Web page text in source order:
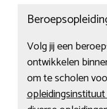
Volg jij een
ontwikkelen
om te scholen